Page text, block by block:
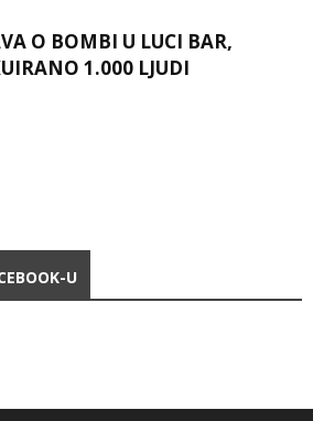
O BOMBI U LUCI BAR,
1.000 LJUDI
U